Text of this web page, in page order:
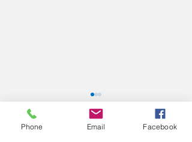
Phone Email Facebook